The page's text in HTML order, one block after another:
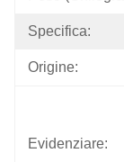
Specifica:
Origine:
Evidenziare: